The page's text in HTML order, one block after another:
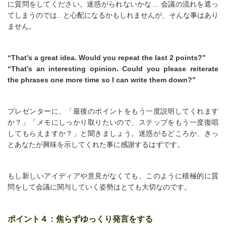
に質問をしてください。迷惑がられないかな… 会議の流れを遮っ
てしまうのでは.. と心配になるかもしれませんが、そんな事はあり
ません。
“That’s a great idea. Would you repeat the last 2 points?”
“That’s an interesting opinion. Could you please reiterate
the phrases one more time so I can write them down?”
プレゼンターに、「最後のポイントをもう一度説明してくれます
か？」「メモにしっかり取りたいので、ステップをもう一度復唱
してもらえますか？」と聞きましょう。迷惑がるどころか、きっ
とあなたが興味を示してくれた事に感謝するはずです。
もし新しいアイディアや意見がなくても、このように積極的に質
問をして会議に関与していく姿勢はとても大切なのです。
ポイント４：焦らずゆっくり発言をする